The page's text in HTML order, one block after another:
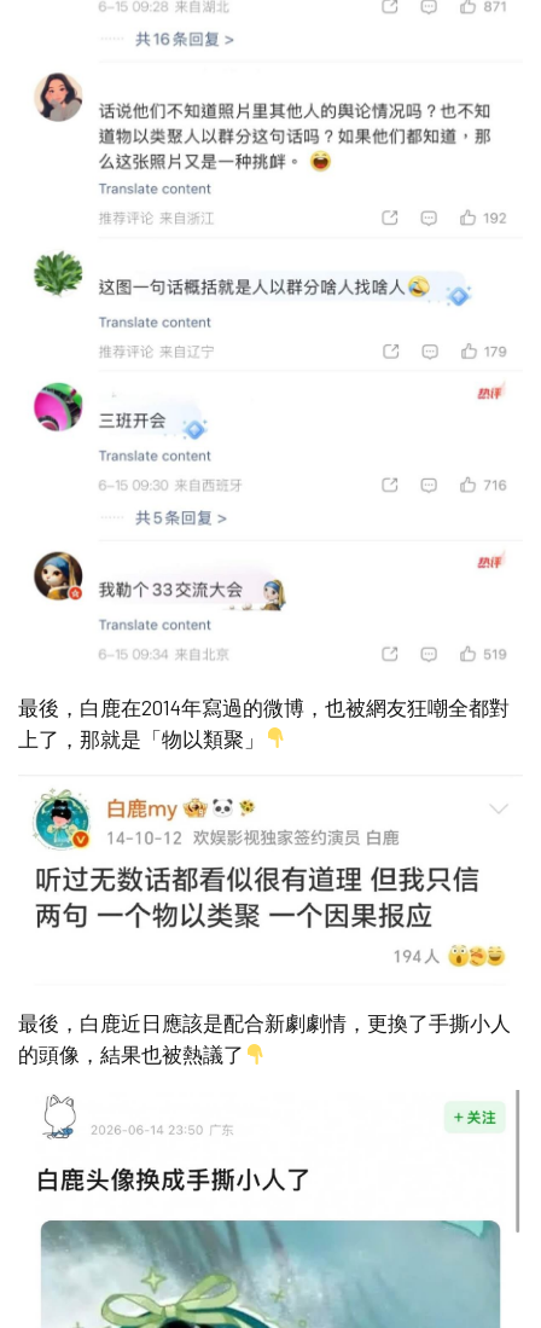
最後，白鹿在2014年寫過的微博，也被網友狂嘲全都對
上了，那就是「物以類聚」
最後，白鹿近日應該是配合新劇劇情，更換了手撕小人
的頭像，結果也被熱議了